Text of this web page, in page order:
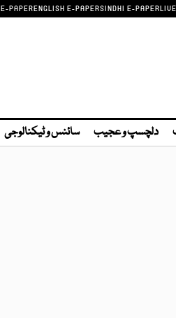
PAPERENGLISH E-PAPERSINDHI E-PAPER
دلچسپ و عجیب سائنس و ٹیکنالوجی